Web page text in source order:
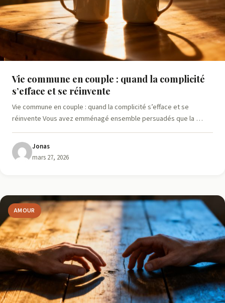
Vie commune en couple : quand la complicité
s’efface et se réinvente
Vie commune en couple : quand la complicité s’efface et se
réinvente Vous avez emménagé ensemble persuadés que la …
Jonas
mars 27, 2026
AMOUR